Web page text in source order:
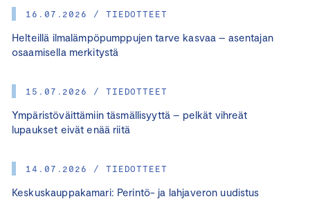
16.07.2026 / TIEDOTTEET
Helteillä ilmalämpöpumppujen tarve kasvaa – asentajan
osaamisella merkitystä
15.07.2026 / TIEDOTTEET
Ympäristöväittämiin täsmällisyyttä – pelkät vihreät
lupaukset eivät enää riitä
14.07.2026 / TIEDOTTEET
Keskuskauppakamari: Perintö- ja lahjaveron uudistus